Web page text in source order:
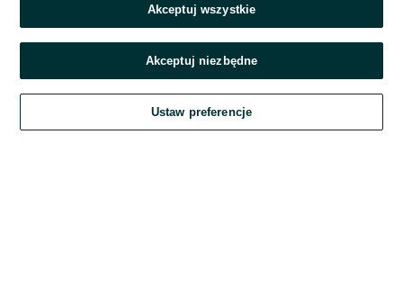
Zaloguj się
Kontynuując za pośrednictwem jednego z dostawców wskazanych powyżej,
OLX.pl w jego aktualnym brzmieniu.
Akceptuj wszystkie
Akceptuj niezbędne
Ustaw preferencje